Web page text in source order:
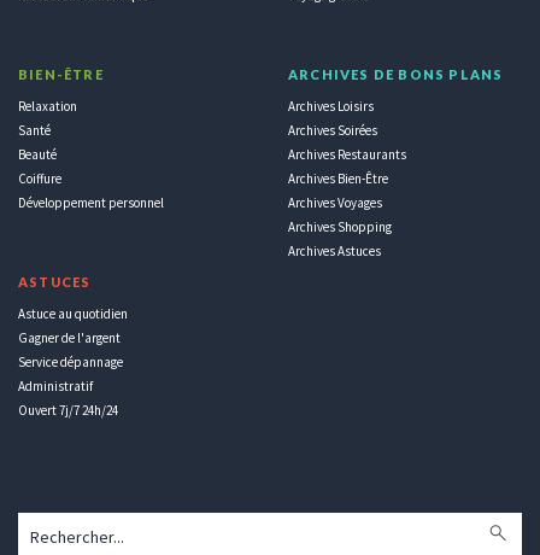
BIEN-ÊTRE
Relaxation
Santé
Beauté
Coiffure
Développement personnel
ASTUCES
Astuce au quotidien
Gagner de l'argent
Service dépannage
Administratif
Ouvert 7j/7 24h/24
ARCHIVES DE BONS PLANS
Archives Loisirs
Archives Soirées
Archives Restaurants
Archives Bien-Être
Archives Voyages
Archives Shopping
Archives Astuces